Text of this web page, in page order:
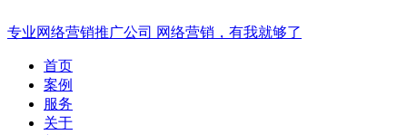
专业网络营销推广公司 网络营销，有我就够了
首页
案例
服务
关于